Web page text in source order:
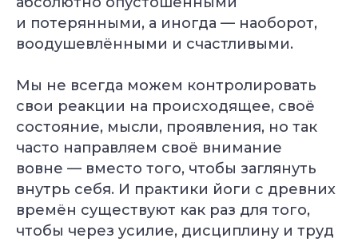
и потерянными, а иногда — наоборот,
воодушевлёнными и счастливыми.
Мы не всегда можем контролировать
свои реакции на происходящее, своё
состояние, мысли, проявления, но так
часто направляем своё внимание
вовне — вместо того, чтобы заглянуть
внутрь себя. И практики йоги с древних
времён существуют как раз для того,
чтобы через усилие, дисциплину и труд